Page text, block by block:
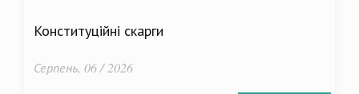
Конституційні скарги
Серпень, 06 / 2026